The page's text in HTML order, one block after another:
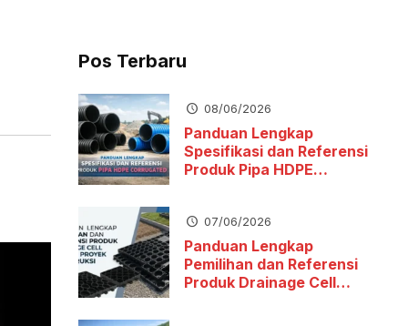
Pos Terbaru
08/06/2026
Panduan Lengkap
Spesifikasi dan Referensi
Produk Pipa HDPE
07/06/2026
Panduan Lengkap
Pemilihan dan Referensi
Produk Drainage Cell